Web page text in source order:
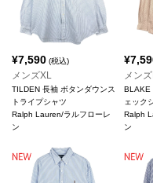
¥7,590 (税込)
メンズXL
TILDEN 長袖 ボタンダウンス
トライプシャツ
Ralph Lauren/ラルフローレ
ン
¥
メン
BLAKE
ェック
Ralph
ン